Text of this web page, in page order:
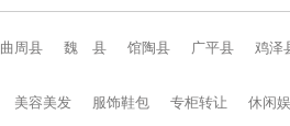
曲周县 魏 县 馆陶县 广平县
鸡泽
美容美发 服饰鞋包 专柜转让
休闲